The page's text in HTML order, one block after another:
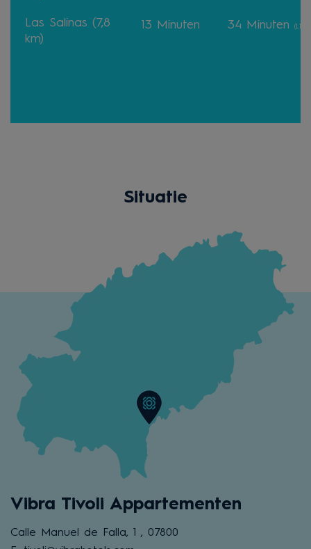
Las Salinas (7,8
km)
13 Minuten 34 Minuten (L11)
Situatie
Vibra Tivoli Appartementen
Calle Manuel de Falla, 1 , 07800